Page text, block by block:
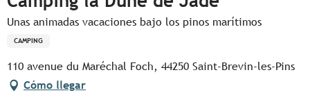
Unas animadas vacaciones bajo los pinos marítimos
CAMPING
110 avenue du Maréchal Foch, 44250 Saint-Brevin-les-Pins
Cómo llegar